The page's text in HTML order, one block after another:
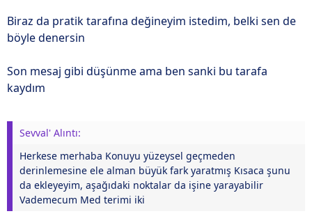
Biraz da pratik tarafına değineyim istedim, belki sen de
böyle denersin
Son mesaj gibi düşünme ama ben sanki bu tarafa
kaydım
Sevval' Alıntı:
Herkese merhaba Konuyu yüzeysel geçmeden
derinlemesine ele alman büyük fark yaratmış Kısaca şunu
da ekleyeyim, aşağıdaki noktalar da işine yarayabilir
Vademecum Med terimi iki